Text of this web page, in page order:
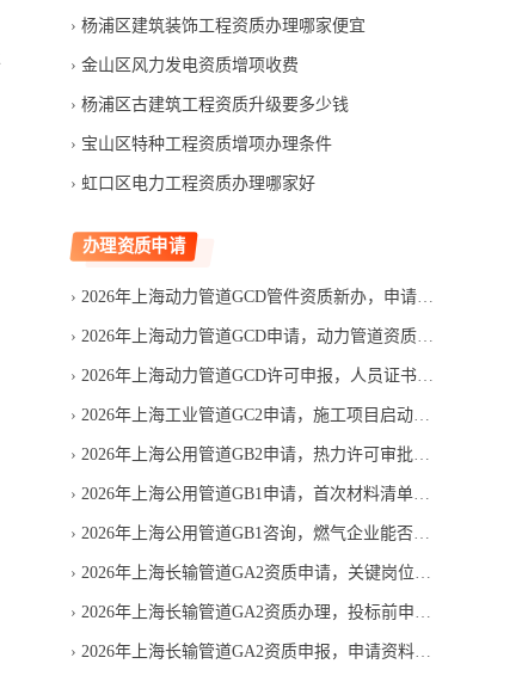
杨浦区建筑装饰工程资质办理哪家便宜
金山区风力发电资质增项收费
杨浦区古建筑工程资质升级要多少钱
宝山区特种工程资质增项办理条件
虹口区电力工程资质办理哪家好
办理资质申请
2026年上海动力管道GCD管件资质新办，申请费用包含哪些项目
2026年上海动力管道GCD申请，动力管道资质能否赶上投标
2026年上海动力管道GCD许可申报，人员证书如何匹配申请范围
2026年上海工业管道GC2申请，施工项目启动前要准备什么
2026年上海公用管道GB2申请，热力许可审批要等多久
2026年上海公用管道GB1申请，首次材料清单应按什么顺序整理
2026年上海公用管道GB1咨询，燃气企业能否直接申请
2026年上海长输管道GA2资质申请，关键岗位人员必须齐全吗
2026年上海长输管道GA2资质办理，投标前申请是否来得及
2026年上海长输管道GA2资质申报，申请资料怎样减少退回